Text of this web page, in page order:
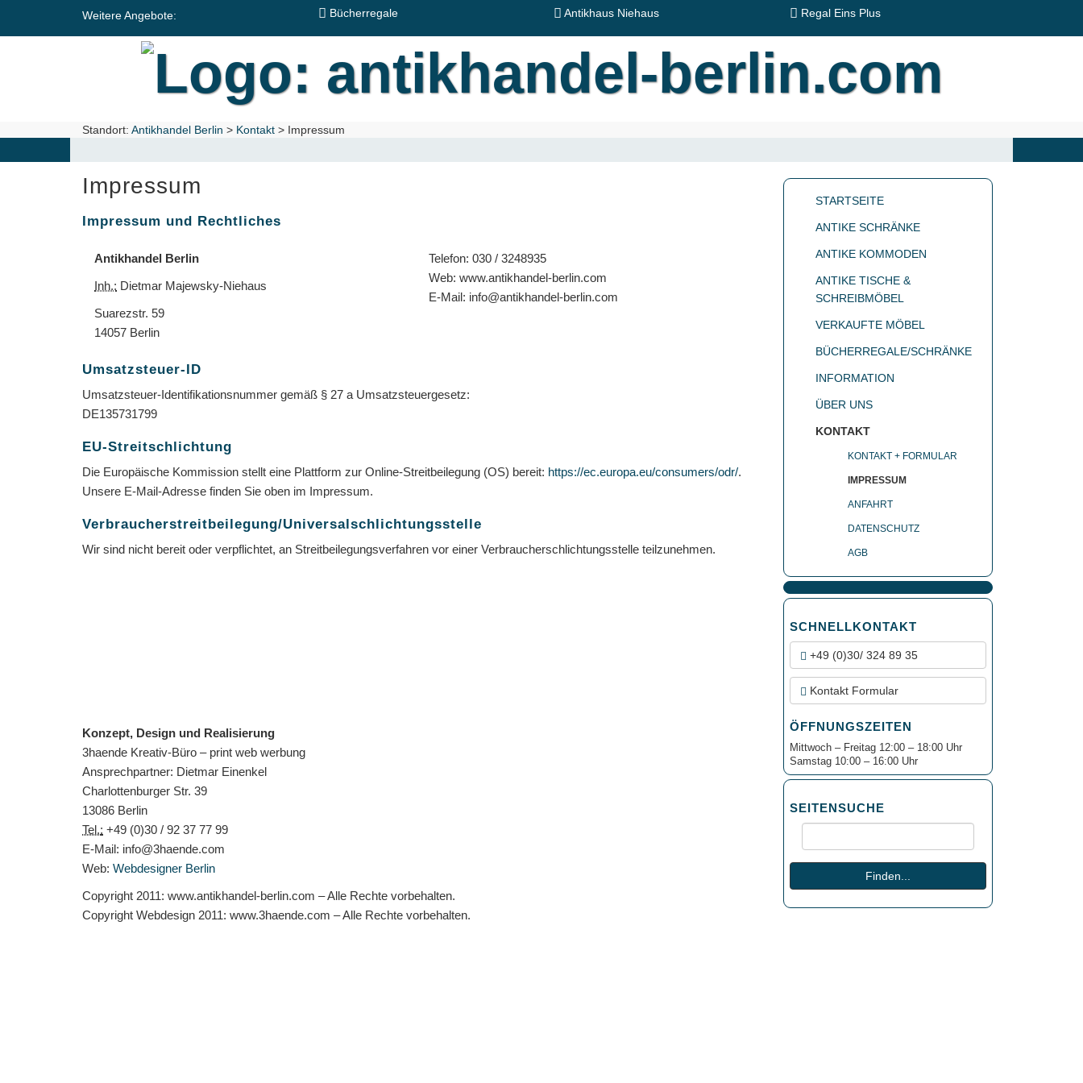
springen
Weitere Angebote: Bücherregale Antikhaus Niehaus Regal Eins Plus
Standort: Antikhandel Berlin > Kontakt > Impressum
Impressum
Impressum und Rechtliches
Antikhandel Berlin
Inh.: Dietmar Majewsky-Niehaus
Suarezstr. 59
14057 Berlin
Telefon: 030 / 3248935
Web: www.antikhandel-berlin.com
E-Mail: info@antikhandel-berlin.com
Umsatzsteuer-ID
Umsatzsteuer-Identifikationsnummer gemäß § 27 a Umsatzsteuergesetz:
DE135731799
EU-Streitschlichtung
Die Europäische Kommission stellt eine Plattform zur Online-Streitbeilegung (OS) bereit: https://ec.europa.eu/consumers/odr/.
Unsere E-Mail-Adresse finden Sie oben im Impressum.
Verbraucher­streit­beilegung/Universal­schlichtungs­stelle
Wir sind nicht bereit oder verpflichtet, an Streitbeilegungsverfahren vor einer Verbraucherschlichtungsstelle teilzunehmen.
Konzept, Design und Realisierung
3haende Kreativ-Büro – print web werbung
Ansprechpartner: Dietmar Einenkel
Charlottenburger Str. 39
13086 Berlin
Tel.: +49 (0)30 / 92 37 77 99
E-Mail: info@3haende.com
Web: Webdesigner Berlin
Copyright 2011: www.antikhandel-berlin.com – Alle Rechte vorbehalten.
Copyright Webdesign 2011: www.3haende.com – Alle Rechte vorbehalten.
STARTSEITE
ANTIKE SCHRÄNKE
ANTIKE KOMMODEN
ANTIKE TISCHE &
SCHREIBMÖBEL
VERKAUFTE MÖBEL
BÜCHERREGALE/SCHRÄNKE
INFORMATION
ÜBER UNS
KONTAKT
KONTAKT + FORMULAR
IMPRESSUM
ANFAHRT
DATENSCHUTZ
AGB
SCHNELLKONTAKT
+49 (0)30/ 324 89 35
Kontakt Formular
ÖFFNUNGSZEITEN
Mittwoch – Freitag 12:00 – 18:00 Uhr
Samstag 10:00 – 16:00 Uhr
SEITENSUCHE
Suche:
Finden...